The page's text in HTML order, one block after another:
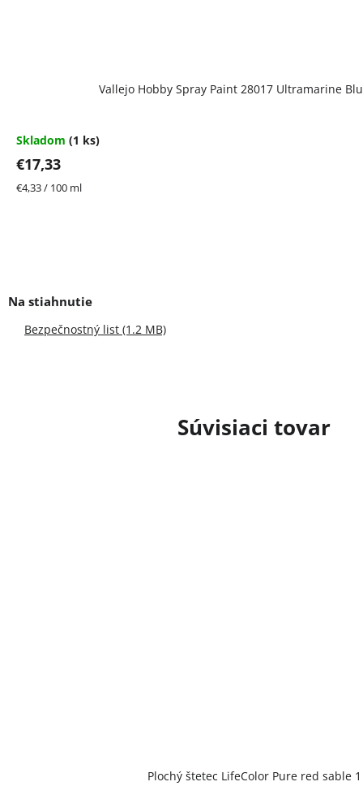
Súvisiaci tovar
Plochý štetec LifeColor Pure red sable 1
Vallejo Hobby Spray Paint 28017 Ultramarine
Skladom (1 ks)
€17,33
Jednotková
€4,33 / 100 ml
Bezpečnostný list (1.2 MB)